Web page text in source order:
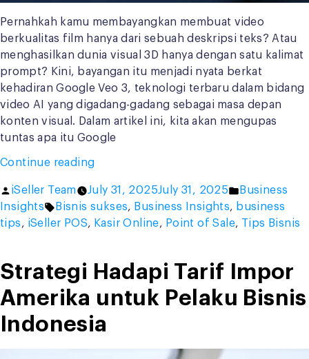
Pernahkah kamu membayangkan membuat video
berkualitas film hanya dari sebuah deskripsi teks? Atau
menghasilkan dunia visual 3D hanya dengan satu kalimat
prompt? Kini, bayangan itu menjadi nyata berkat
kehadiran Google Veo 3, teknologi terbaru dalam bidang
video AI yang digadang-gadang sebagai masa depan
konten visual. Dalam artikel ini, kita akan mengupas
tuntas apa itu Google
Continue reading“Gila!
Veo
3
Bisa
Video
Realistis
dari
Posted
by
iSeller Team July 31, 2025July 31, 2025
Posted
in
Business
Insights
Tags:
Bisnis sukses, Business Insights, business
tips, iSeller POS, Kasir Online, Point of Sale, Tips Bisnis
Strategi Hadapi Tarif Impor
Amerika untuk Pelaku Bisnis
Indonesia